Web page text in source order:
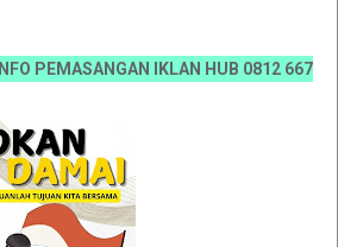
PEMASANGAN IKLAN HUB 0812 6670